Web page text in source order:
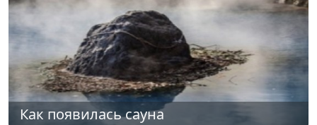
Как появилась сауна